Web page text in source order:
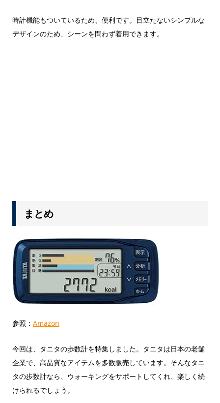
時計機能もついているため、便利です。目立たないシンプルな
デザインのため、シーンを問わず着用できます。
まとめ
参照： Amazon
今回は、タニタの歩数計を特集しました。タニタは日本の老舗
企業で、高品質なアイテムを多数販売しています。そんなタニ
タの歩数計なら、ウォーキングをサポートしてくれ、楽しく続
けられるでしょう。